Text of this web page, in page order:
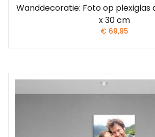
Wanddecoratie: Foto op plexiglas
x 30 cm
€ 69,95